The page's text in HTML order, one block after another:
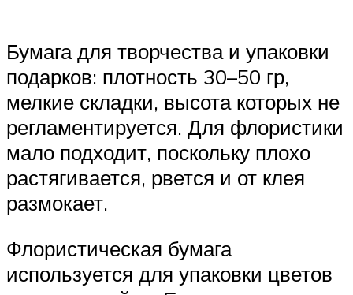
Бумага для творчества и упаковки
подарков: плотность 30–50 гр,
мелкие складки, высота которых не
регламентируется. Для флористики
мало подходит, поскольку плохо
растягивается, рвется и от клея
размокает.
Флористическая бумага
используется для упаковки цветов